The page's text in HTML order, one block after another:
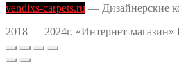
vendixs-carpets.ru — Дизайнерские
2018 — 2024г. «Интернет-